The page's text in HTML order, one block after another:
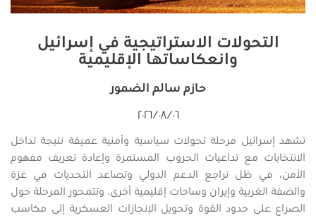
التحولات الاستراتيجية في إسرائيل
وانعكاساتها الإقليمية
حازم سالم الضمور
٠٦‏/٠٨‏/٢٠٢٦
تشهد إسرائيل مرحلة تحولات سياسية وأمنية عميقة نتيجة تداخل
الانتخابات مع تداعيات الحروب المستمرة وإعادة تعريف مفهوم
الأمن، في ظل تراجع الدعم الدولي وتصاعد التحديات في غزة
والضفة الغربية وإيران وساحات إقليمية أخرى. وتتمحور المرحلة حول
الصراع على حدود القوة وتحويل الإنجازات العسكرية إلى مكاسب